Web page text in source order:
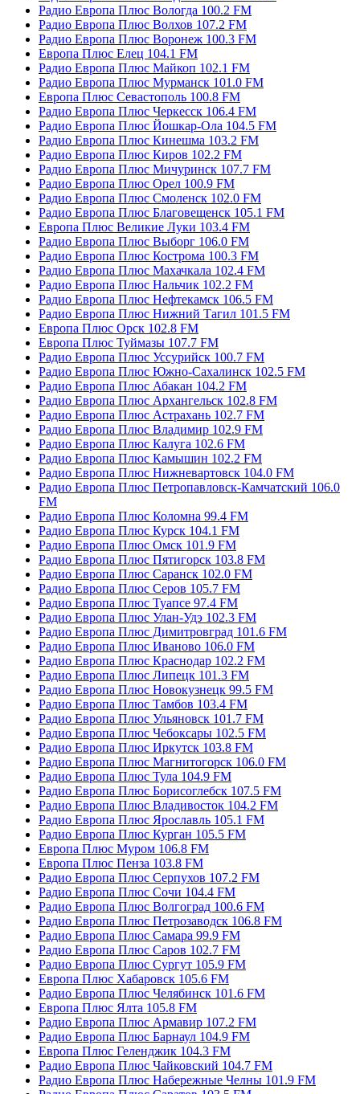
Радио Европа Плюс Вологда 100.2 FM
Радио Европа Плюс Волхов 107.2 FM
Радио Европа Плюс Воронеж 100.3 FM
Европа Плюс Елец 104.1 FM
Радио Европа Плюс Майкоп 102.1 FM
Радио Европа Плюс Мурманск 101.0 FM
Европа Плюс Севастополь 100.8 FM
Радио Европа Плюс Черкесск 106.4 FM
Радио Европа Плюс Йошкар-Ола 104.5 FM
Радио Европа Плюс Кинешма 103.2 FM
Радио Европа Плюс Киров 102.2 FM
Радио Европа Плюс Мичуринск 107.7 FM
Радио Европа Плюс Орел 100.9 FM
Радио Европа Плюс Смоленск 102.0 FM
Радио Европа Плюс Благовещенск 105.1 FM
Европа Плюс Великие Луки 103.4 FM
Радио Европа Плюс Выборг 106.0 FM
Радио Европа Плюс Кострома 100.3 FM
Радио Европа Плюс Махачкала 102.4 FM
Радио Европа Плюс Нальчик 102.2 FM
Радио Европа Плюс Нефтекамск 106.5 FM
Радио Европа Плюс Нижний Тагил 101.5 FM
Европа Плюс Орск 102.8 FM
Европа Плюс Туймазы 107.7 FM
Радио Европа Плюс Уссурийск 100.7 FM
Радио Европа Плюс Южно-Сахалинск 102.5 FM
Радио Европа Плюс Абакан 104.2 FM
Радио Европа Плюс Архангельск 102.8 FM
Радио Европа Плюс Астрахань 102.7 FM
Радио Европа Плюс Владимир 102.9 FM
Радио Европа Плюс Калуга 102.6 FM
Радио Европа Плюс Камышин 102.2 FM
Радио Европа Плюс Нижневартовск 104.0 FM
Радио Европа Плюс Петропавловск-Камчатский 106.0
FM
Радио Европа Плюс Коломна 99.4 FM
Радио Европа Плюс Курск 104.1 FM
Радио Европа Плюс Омск 101.9 FM
Радио Европа Плюс Пятигорск 103.8 FM
Радио Европа Плюс Саранск 102.0 FM
Радио Европа Плюс Серов 105.7 FM
Радио Европа Плюс Туапсе 97.4 FM
Радио Европа Плюс Улан-Удэ 102.3 FM
Радио Европа Плюс Димитровград 101.6 FM
Радио Европа Плюс Иваново 106.0 FM
Радио Европа Плюс Краснодар 102.2 FM
Радио Европа Плюс Липецк 101.3 FM
Радио Европа Плюс Новокузнецк 99.5 FM
Радио Европа Плюс Тамбов 103.4 FM
Радио Европа Плюс Ульяновск 101.7 FM
Радио Европа Плюс Чебоксары 102.5 FM
Радио Европа Плюс Иркутск 103.8 FM
Радио Европа Плюс Магнитогорск 106.0 FM
Радио Европа Плюс Тула 104.9 FM
Радио Европа Плюс Борисоглебск 107.5 FM
Радио Европа Плюс Владивосток 104.2 FM
Радио Европа Плюс Ярославль 105.1 FM
Радио Европа Плюс Курган 105.5 FM
Европа Плюс Муром 106.8 FM
Европа Плюс Пенза 103.8 FM
Радио Европа Плюс Серпухов 107.2 FM
Радио Европа Плюс Сочи 104.4 FM
Радио Европа Плюс Волгоград 100.6 FM
Радио Европа Плюс Петрозаводск 106.8 FM
Радио Европа Плюс Самара 99.9 FM
Радио Европа Плюс Саров 102.7 FM
Радио Европа Плюс Сургут 105.9 FM
Европа Плюс Хабаровск 105.6 FM
Радио Европа Плюс Челябинск 101.6 FM
Европа Плюс Ялта 105.8 FM
Радио Европа Плюс Армавир 107.2 FM
Радио Европа Плюс Барнаул 104.9 FM
Европа Плюс Геленджик 104.3 FM
Радио Европа Плюс Чайковский 104.7 FM
Радио Европа Плюс Набережные Челны 101.9 FM